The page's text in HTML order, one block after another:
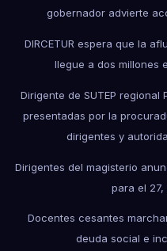
gobernador advierte
DIRCETUR espera que la
llegue a dos millones
Dirigente de SUTEP
presentadas por la
dirigentes y
Dirigentes del magisterio
para el
Docentes cesantes
deuda social e